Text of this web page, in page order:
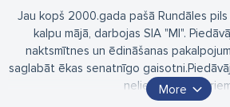
Jau kopš 2000.gada pašā Rundāles
kalpu mājā, darbojas SIA "MI".
naktsmītnes un ēdināšanas
saglabāt ēkas senatnīgo
nelieliem
Gada siltajos mēnešos iepējams
More